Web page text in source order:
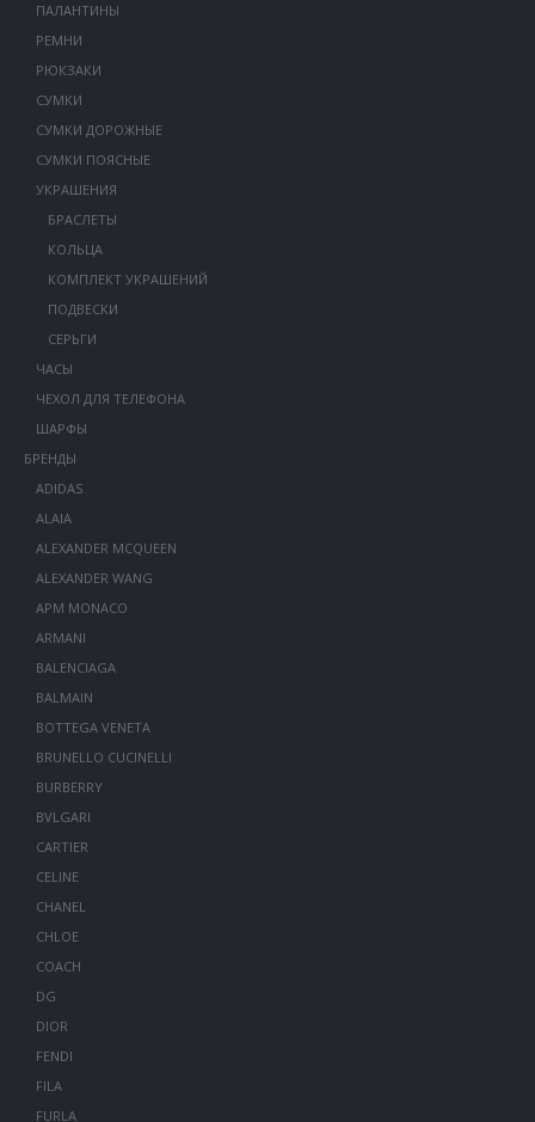
ПАЛАНТИНЫ
РЕМНИ
РЮКЗАКИ
СУМКИ
СУМКИ ДОРОЖНЫЕ
СУМКИ ПОЯСНЫЕ
УКРАШЕНИЯ
БРАСЛЕТЫ
КОЛЬЦА
КОМПЛЕКТ УКРАШЕНИЙ
ПОДВЕСКИ
СЕРЬГИ
ЧАСЫ
ЧЕХОЛ ДЛЯ ТЕЛЕФОНА
ШАРФЫ
БРЕНДЫ
ADIDAS
ALAIA
ALEXANDER MCQUEEN
ALEXANDER WANG
APM MONACO
ARMANI
BALENCIAGA
BALMAIN
BOTTEGA VENETA
BRUNELLO CUCINELLI
BURBERRY
BVLGARI
CARTIER
CELINE
CHANEL
CHLOE
COACH
DG
DIOR
FENDI
FILA
FURLA